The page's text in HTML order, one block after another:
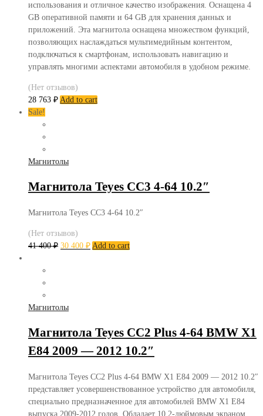
использования и отличное качество изображения. Оснащена 4
GB оперативной памяти и 64 GB для хранения данных и
приложений. Эта магнитола оснащена множеством функций,
позволяющих наслаждаться мультимедийным контентом,
подключаться к смартфонам, использовать навигацию и
управлять многими аспектами автомобиля в удобном режиме.
(Нет отзывов)
28 763 ₽ Add to cart
Sale!
Магнитолы
Магнитола Teyes CC3 4-64 10.2″
Магнитола Teyes CC3 4-64 10.2″
(Нет отзывов)
41 400₽ 30 400 ₽ Add to cart
Магнитолы
Магнитола Teyes CC2 Plus 4-64 BMW X1
E84 2009 — 2012 10.2″
Магнитола Teyes CC2 Plus 4-64 BMW X1 E84 2009 — 2012 10.2″
представляет усовершенствованное устройство для автомобиля,
специально предназначенное для автомобилей BMW X1 E84
выпуска 2009-2012 годов. Обладает 10,2-дюймовым экраном,